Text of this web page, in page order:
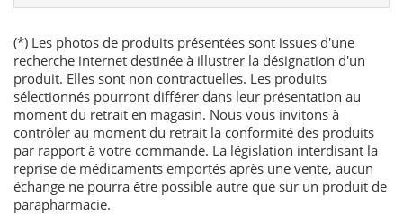
(*) Les photos de produits présentées sont issues d'une
recherche internet destinée à illustrer la désignation d'un
produit. Elles sont non contractuelles. Les produits
sélectionnés pourront différer dans leur présentation au
moment du retrait en magasin. Nous vous invitons à
contrôler au moment du retrait la conformité des produits
par rapport à votre commande. La législation interdisant la
reprise de médicaments emportés après une vente, aucun
échange ne pourra être possible autre que sur un produit de
parapharmacie.